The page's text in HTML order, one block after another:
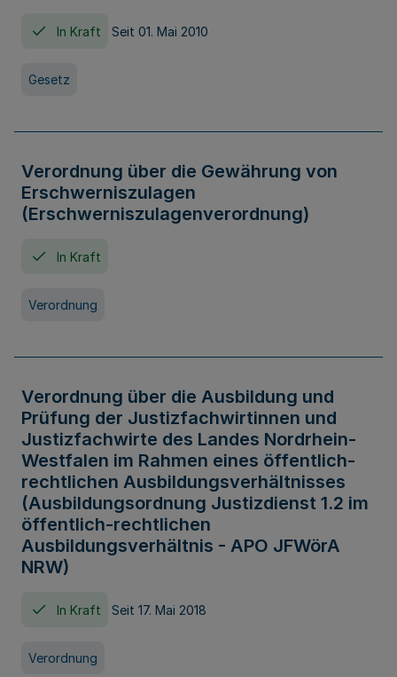
In Kraft Seit 01. Mai 2010
Gesetz
Verordnung über die Gewährung von
Erschwerniszulagen
(Erschwerniszulagenverordnung)
In Kraft
Verordnung
Verordnung über die Ausbildung und
Prüfung der Justizfachwirtinnen und
Justizfachwirte des Landes Nordrhein-
Westfalen im Rahmen eines öffentlich-
rechtlichen Ausbildungsverhältnisses
(Ausbildungsordnung Justizdienst 1.2 im
öffentlich-rechtlichen
Ausbildungsverhältnis - APO JFWörA
NRW)
In Kraft Seit 17. Mai 2018
Verordnung